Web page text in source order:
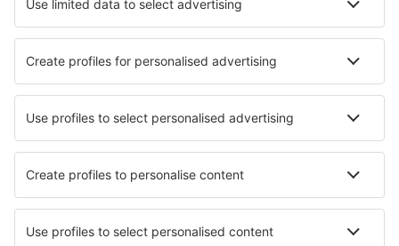
Hoteluri în Martina Franca Hoteluri în Camerota
Cele mai bune hoteluri - orașe
Hoteluri în Manjiatan Hoteluri în Moline
Hoteluri în Anand Hoteluri în Hydra Hoteluri în Iluka